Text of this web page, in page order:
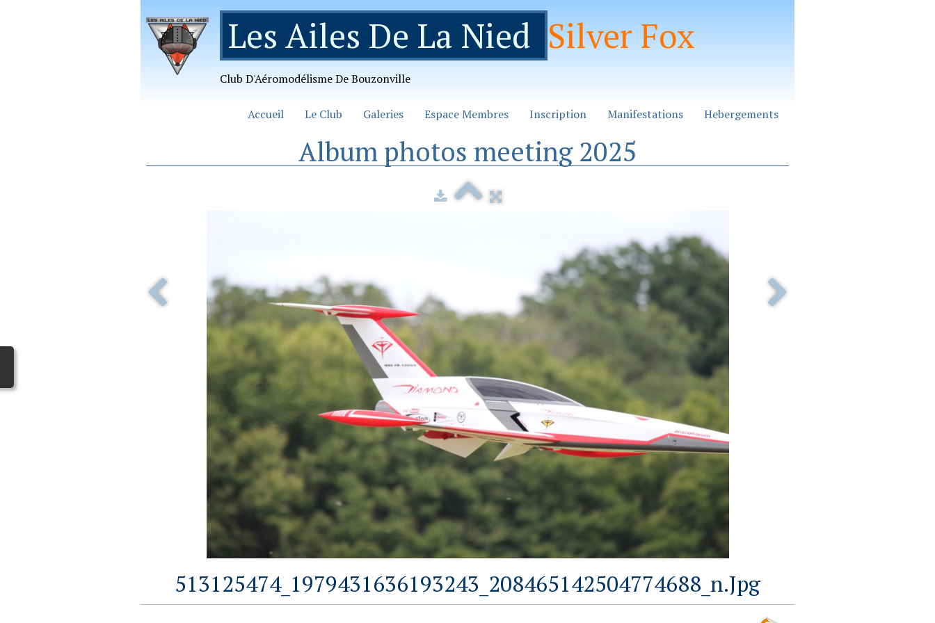
Les Ailes De La Nied Silver Fox
Club D'Aéromodélisme De Bouzonville
Accueil Le Club Galeries Espace Membres Inscription Manifestations Hebergements
Album photos meeting 2025
513125474_1979431636193243_208465142504774688_n.jpg